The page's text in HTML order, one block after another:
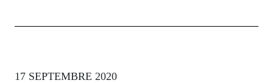
17 SEPTEMBRE 2020